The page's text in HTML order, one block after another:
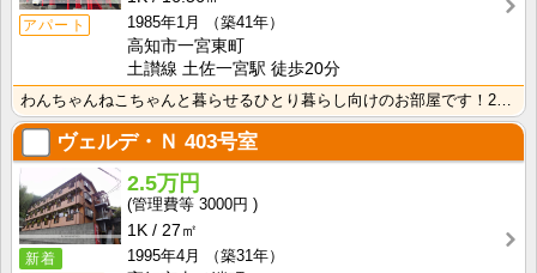
アパート
1985年1月
（築41年）
高知市一宮東町
土讃線 土佐一宮駅 徒歩20分
わんちゃんねこちゃんと暮らせるひとり暮らし向けのお部屋です！2026年6月下旬、ネット無料（Wi-F･･･
ヴェルデ・Ｎ 403号室
新着
2.5万円
3000円
1K
27㎡
1995年4月
（築31年）